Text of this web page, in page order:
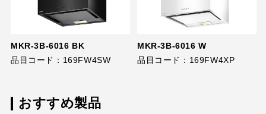
MKR-3B-6016 BK
品目コード：169FW4SW
MKR-3B-6016 W
品目コード：169FW4XP
おすすめ製品